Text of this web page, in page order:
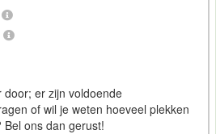
er zijn voldoende
of wil je weten hoeveel plekken
ons dan gerust!